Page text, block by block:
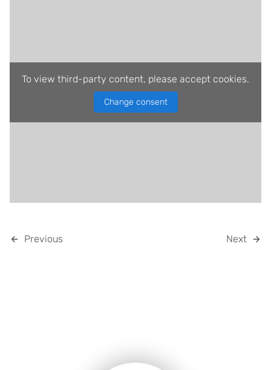
To view third-party content, please accept cookies.
Change consent
Previous Next